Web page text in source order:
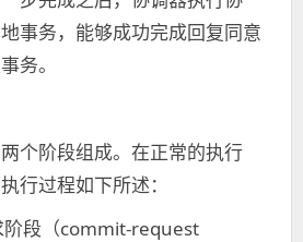
事务，能够成功完成回复同意
务。
个阶段组成。在正常的执行
行过程如下所述：
阶段（commit-request